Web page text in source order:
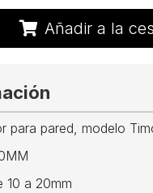
Añadir a la
para pared, modelo
10 a 20mm